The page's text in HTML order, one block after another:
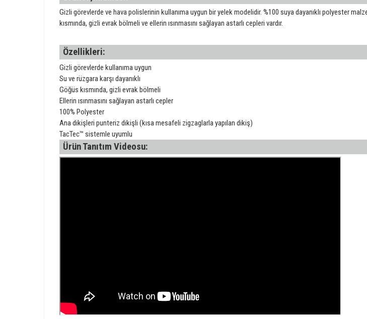
Gizli görevlerde ve hava polislerinin kullanıma uygun bir yelek modelidir. %100 suya dayanıklı polyester
kısmında, gizli evrak bölmeli ve ellerin ısınmasını sağlayan astarlı cepleri vardır.
Özellikleri:
Gizli görevlerde kullanıma uygun
Su ve rüzgara karşı dayanıklı
Göğüs kısmında, gizli evrak bölmeli
Ellerin ısınmasını sağlayan astarlı cepler
100% Polyester
Ana dikişleri punteriz dikişli (kısa mesafeli zigzaglarla yapılan dikiş)
TacTec™ sistemle uyumlu
Ürün Tanıtım Videosu: